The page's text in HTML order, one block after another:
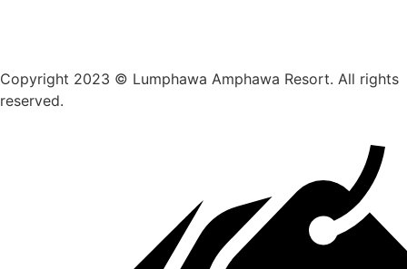
Copyright 2023 © Lumphawa Amphawa Resort. All rights
reserved.